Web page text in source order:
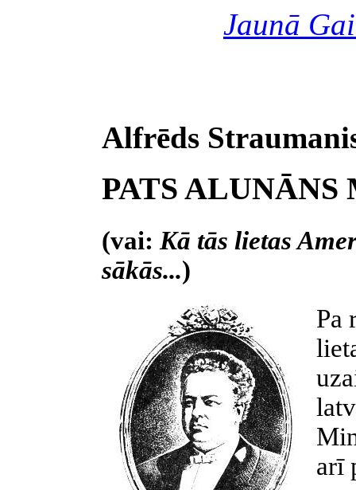
Jaunā
Alfrēds
PATS
(vai: Kā tās lietas
sākās...)
Pa
arī